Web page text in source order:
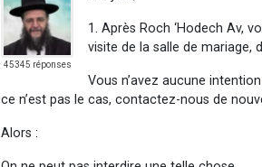
45345 réponses
1. Après Roch ‘Hodech Av,
visite de la salle de mariage,
Vous n’avez aucune
ce n’est pas le cas, contactez-nous de
Alors :